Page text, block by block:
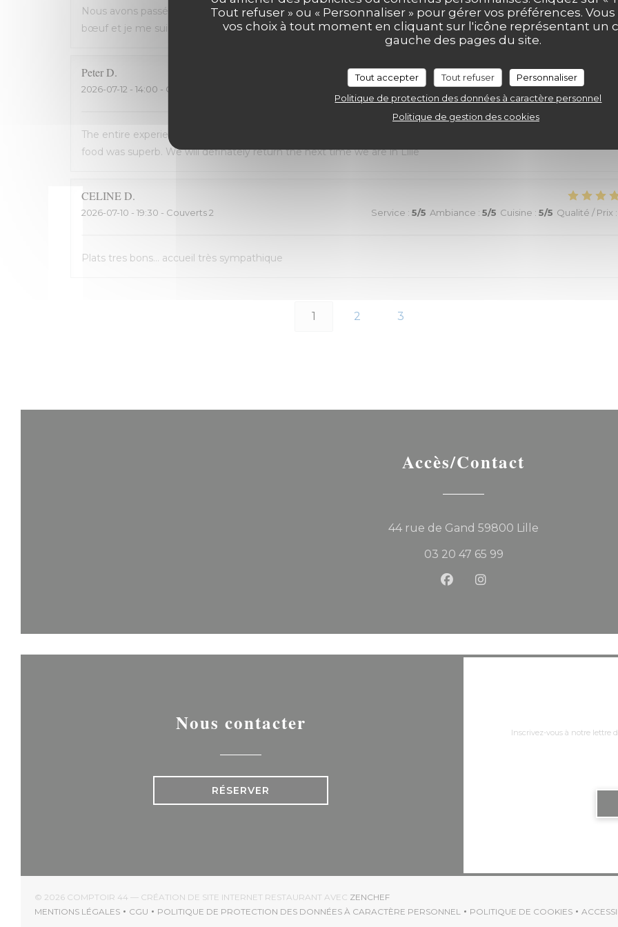
Tout refuser » ou « Personnaliser » pour gérer vos préférences.
vos choix à tout moment en cliquant sur l'icône représentant un
gauche des pages du site.
Tout accepter Tout refuser
Personnaliser
Politique de protection des données à caractère personnel
Politique de gestion des cookies
Nous avons passé une excellente soirée, service au top et nourriture de très bonne qualité. J’ai pris la cote de
bœuf et je me suis régalé. Les frites étaient aussi excellentes. Nous recommandons sans aucune hésitation.
PeterD
2026-07-12 - 14:00 - Couverts 2 Service:4/5 Ambiance:5/5 Cuisine:5/5 Qualité / Prix
The entire experience was wonderful: the staff were most helpful, the ambiance was “Old Lille” charm, and the
food was superb. We will definately return the next time we are in Lille
CELINED
2026-07-10 - 19:30 - Couverts 2 Service : 5/5 Ambiance : 5/5 Cuisine : 5/5 Qualité / Prix :
Plats tres bons... accueil très sympathique
1 2 3
Accès/Contact
44 rue de Gand 59800 Lille
03 20 47 65 99
Facebook ((ouvre une
Instagram ((ouvre
Nous contacter
RÉSERVER
Inscrivez-vous à notre lettre
© 2026 COMPTOIR 44 — CRÉATION DE SITE INTERNET RESTAURANT AVEC ZENCHEF((OUVRE UNE NOUVELLE FENÊTRE))
MENTIONS LÉGALES
((OUVRE UNE NOUVELLE FENÊTRE))
CGU
((OUVRE UNE NOUVELLE FENÊTRE))
POLITIQUE DE PROTECTION DES DONNÉES À CARACTÈRE PERSONNEL
((OUVRE UNE NOUVELLE FENÊTRE))
POLITIQUE DE COOKIES
((OUVRE UNE